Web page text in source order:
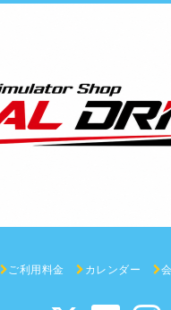
ご利用料金 カレンダー